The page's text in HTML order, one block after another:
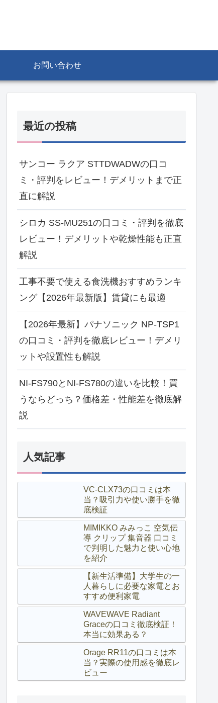
お問い合わせ
最近の投稿
サンコー ラクア STTDWADWの口コ
ミ・評判をレビュー！デメリットまで正
直に解説
シロカ SS-MU251の口コミ・評判を徹底
レビュー！デメリットや乾燥性能も正直
解説
工事不要で使える食洗機おすすめランキ
ング【2026年最新版】賃貸にも最適
【2026年最新】パナソニック NP-TSP1
の口コミ・評判を徹底レビュー！デメリ
ットや設置性も解説
NI-FS790とNI-FS780の違いを比較！買
うならどっち？価格差・性能差を徹底解
説
人気記事
VC-CLX73の口コミは本
当？吸引力や使い勝手を徹
底検証
MIMIKKO みみっこ 空気伝
導 クリップ 集音器 口コミ
で判明した魅力と使い心地
を紹介
【新生活準備】大学生の一
人暮らしに必要な家電とお
すすめ便利家電
WAVEWAVE Radiant
Graceの口コミ徹底検証！
本当に効果ある？
Orage RR11の口コミは本
当？実際の使用感を徹底レ
ビュー